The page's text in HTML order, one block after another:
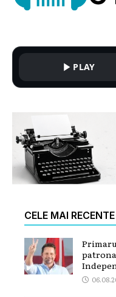
PLAY
CELE MAI